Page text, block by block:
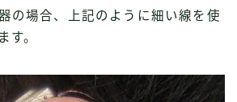
の場合、上記のように細い線を使
す。